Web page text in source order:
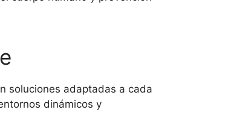
soluciones adaptadas a cada
dinámicos y